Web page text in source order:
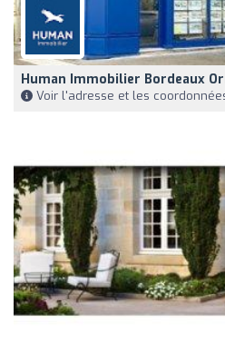
Human Immobilier Bordeaux
Voir l'adresse et les